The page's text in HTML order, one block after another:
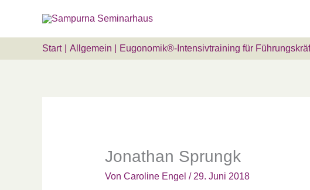
springen
Start Allgemein Eugonomik®-Intensivtraining für
Jonathan Sprungk
Von Caroline Engel / 29. Juni 2018